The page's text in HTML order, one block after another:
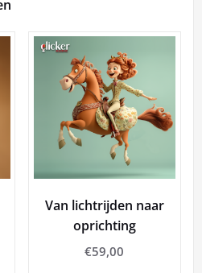
Van lichtrijden naar
oprichting
€59,00